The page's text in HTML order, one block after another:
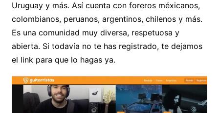
Uruguay y más. Así cuenta con foreros méxicanos,
colombianos, peruanos, argentinos, chilenos y más.
Es una comunidad muy diversa, respetuosa y
abierta. Si todavía no te has registrado, te dejamos
el link para que lo hagas ya.